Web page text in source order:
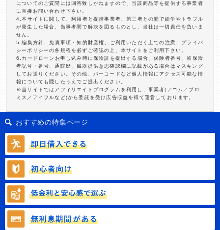
についてのご質問には回答致しかねますので、当該商品等を提供する事業者
に直接お問い合わせ下さい。
4.本サイトに関して、利用者と提携事業者、第三者との間で紛争やトラブル
が発生した場合、当事者間で解決を図るものとし、当社は一切責任を負いま
せん。
5.編集方針、免責事項・知的財産権、ご利用いただく上での注意、プライバ
シーポリシーの各規程を必ずご確認の上、本サイトをご利用下さい。
6.カードローンお申し込み時に保険証を提出する場合、保険者番号、被保険
者記号・番号、通院歴、臓器提供意思確認欄に記載がある場合はマスキング
してお送りください。その他、バーコードなど個人情報にアクセス可能な情
報についても隠したうえでご提出ください。
※当サイトではアフィリエイトプログラムを利用し、事業者(アコム／プロ
ミス／アイフルなど)から委託を受け広告収益を得て運営しております。
おすすめの特集ページ